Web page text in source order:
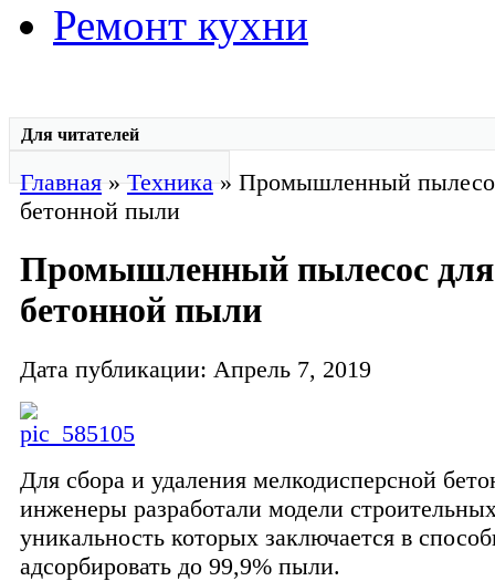
Ремонт кухни
Для читателей
Главная»Техника» Промышленный
бетонной пыли
Промышленный пылесос для
бетонной пыли
Дата публикации: Апрель 7, 2019
Для сбора и удаления мелкодисперсной
инженеры разработали модели
уникальность которых заключается в
адсорбировать до 99,9% пыли.